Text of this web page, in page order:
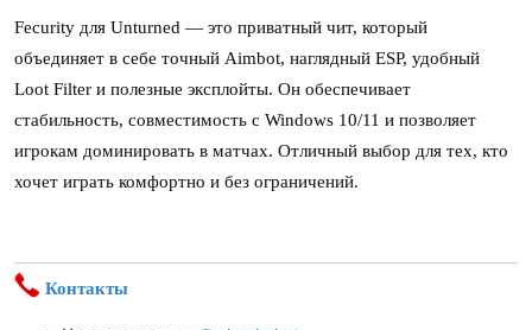
Fecurity для Unturned — это приватный чит, который
объединяет в себе точный Aimbot, наглядный ESP, удобный
Loot Filter и полезные эксплойты. Он обеспечивает
стабильность, совместимость с Windows 10/11 и позволяет
игрокам доминировать в матчах. Отличный выбор для тех, кто
хочет играть комфортно и без ограничений.
Контакты